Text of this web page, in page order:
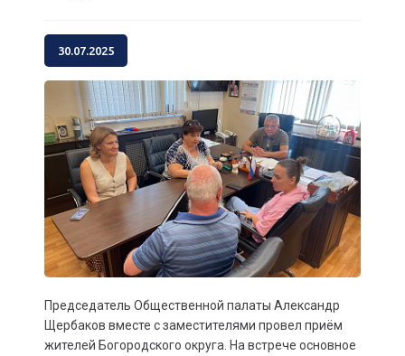
30.07.2025
Председатель Общественной палаты Александр
Щербаков вместе с заместителями провел приём
жителей Богородского округа. На встрече основное